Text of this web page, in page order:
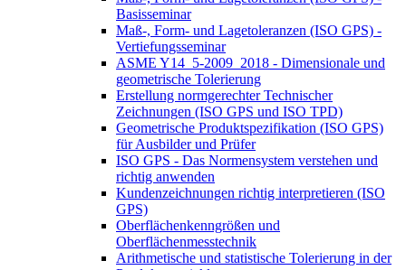
Basisseminar
Maß-, Form- und Lagetoleranzen (ISO GPS) -
Vertiefungsseminar
ASME Y14_5-2009_2018 - Dimensionale und
geometrische Tolerierung
Erstellung normgerechter Technischer
Zeichnungen (ISO GPS und ISO TPD)
Geometrische Produktspezifikation (ISO GPS)
für Ausbilder und Prüfer
ISO GPS - Das Normensystem verstehen und
richtig anwenden
Kundenzeichnungen richtig interpretieren (ISO
GPS)
Oberflächenkenngrößen und
Oberflächenmesstechnik
Arithmetische und statistische Tolerierung in der